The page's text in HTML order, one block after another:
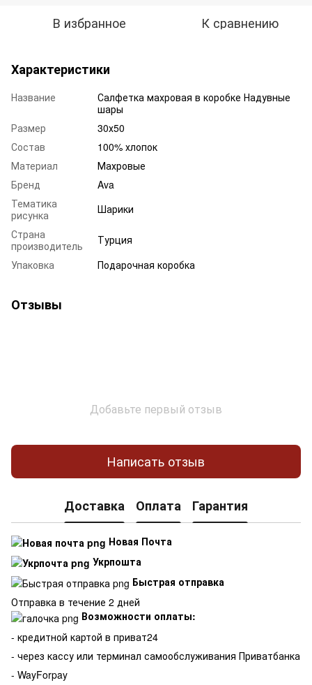
В избранное К сравнению
Характеристики
Название
Салфетка махровая в коробке Надувные
шары
Размер
30х50
Состав
100% хлопок
Материал
Махровые
Бренд
Ava
Тематика
рисунка
Шарики
Страна
производитель
Турция
Упаковка
Подарочная коробка
Отзывы
Добавьте первый отзыв
Написать отзыв
Доставка Оплата Гарантия
Новая Почта
Укрпошта
Быстрая отправка
Отправка в течение 2 дней
Возможности оплаты:
- кредитной картой в приват24
- через кассу или терминал самообслуживания Приватбанка
- WayForpay